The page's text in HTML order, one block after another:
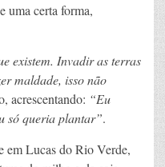
uma certa forma,
existem. Invadir as terras
maldade, isso não
acrescentando: “Eu
só queria plantar”.
em Lucas do Rio Verde,